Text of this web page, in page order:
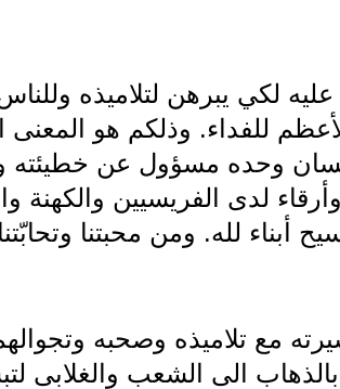
لكي يبرهن لتلاميذه
للفداء. وذلكم هو المعنى
وحده مسؤول عن
وأرقاء لدى الفريسيين والكهنة
أبناء لله. ومن محبتنا
مع تلاميذه وصحبه وتجوالهم
الى الشعب والغلابى